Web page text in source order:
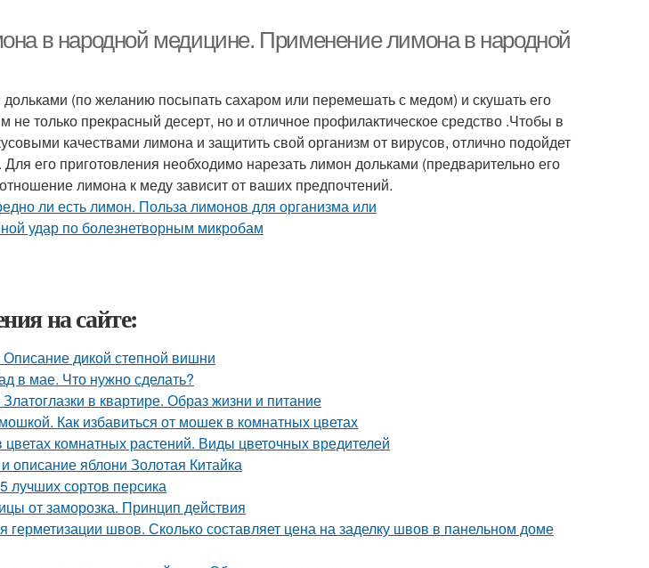
в народной медицине. Применение лимона в народной
дольками (по желанию посыпать сахаром или перемешать с медом) и скушать его
не только прекрасный десерт, но и отличное профилактическое средство .Чтобы в
качествами лимона и защитить свой организм от вирусов, отлично подойдет
его приготовления необходимо нарезать лимон дольками (предварительно его
лимона к меду зависит от ваших предпочтений.
на сайте:
дикой степной вишни
в мае. Что нужно сделать?
в квартире. Образ жизни и питание
Как избавиться от мошек в комнатных цветах
цветах комнатных растений. Виды цветочных вредителей
описание яблони Золотая Китайка
лучших сортов персика
от заморозка. Принцип действия
герметизации швов. Сколько составляет цена на заделку швов в панельном доме